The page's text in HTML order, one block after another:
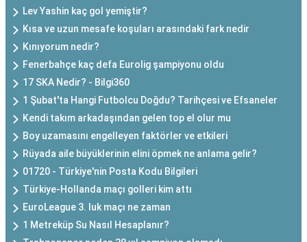
Lev Yashin kaç gol yemiştir?
Kısa ve uzun mesafe koşuları arasındaki fark nedir
Kınıyorum nedir?
Fenerbahçe kaç defa Eurolig şampiyonu oldu
17 SKA Nedir? - Bilgi360
1 Şubat'ta Hangi Futbolcu Doğdu? Tarihçesi ve Efsaneler
Kendi takım arkadaşından gelen top el olur mu
Boy uzamasını engelleyen faktörler ve etkileri
Rüyada aile büyüklerinin elini öpmek ne anlama gelir?
01720 - Türkiye'nin Posta Kodu Bilgileri
Türkiye-Hollanda maçı golleri kim attı
EuroLeague 3. luk maçı ne zaman
1 Metreküp Su Nasıl Hesaplanır?